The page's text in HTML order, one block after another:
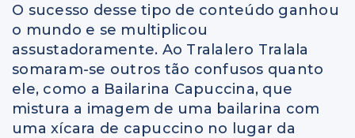
O sucesso desse tipo de conteúdo ganhou
o mundo e se multiplicou
assustadoramente. Ao Tralalero Tralala
somaram-se outros tão confusos quanto
ele, como a Bailarina Capuccina, que
mistura a imagem de uma bailarina com
uma xícara de capuccino no lugar da